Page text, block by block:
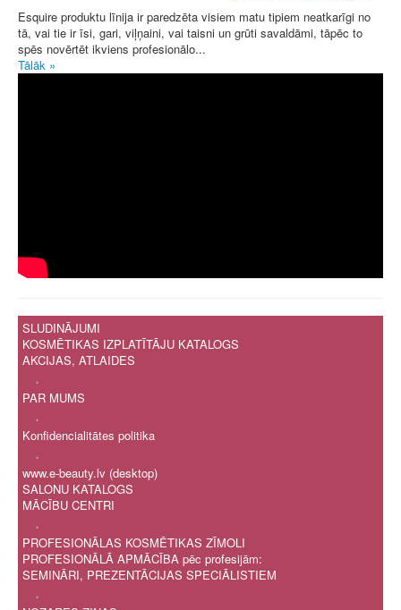
Esquire produktu līnija ir paredzēta visiem matu tipiem neatkarīgi no
tā, vai tie ir īsi, gari, viļņaini, vai taisni un grūti savaldāmi, tāpēc to
spēs novērtēt ikviens profesionālo...
Tālāk »
SLUDINĀJUMI
KOSMĒTIKAS IZPLATĪTĀJU KATALOGS
AKCIJAS, ATLAIDES
.
PAR MUMS
.
Konfidencialitātes politika
.
www.e-beauty.lv (desktop)
SALONU KATALOGS
MĀCĪBU CENTRI
.
PROFESIONĀLAS KOSMĒTIKAS ZĪMOLI
PROFESIONĀLĀ APMĀCĪBA pēc profesijām:
SEMINĀRI, PREZENTĀCIJAS SPECIĀLISTIEM
.